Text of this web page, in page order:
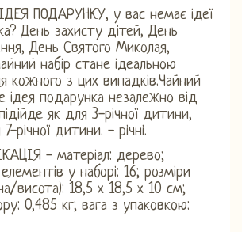
ПОДАРУНКУ, у вас немає ідеї
День захисту дітей, День
День Святого Миколая,
набір стане ідеальною
кожного з цих випадків.Чайний
ідея подарунка незалежно від
як для 3-річної дитини,
річної дитини. - річні.
- матеріал: дерево;
елементів у наборі: 16; розміри
висота): 18,5 х 18,5 х 10 см;
0,485 кг; вага з упаковкою: